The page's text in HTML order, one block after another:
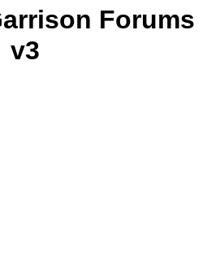
Forums
v3